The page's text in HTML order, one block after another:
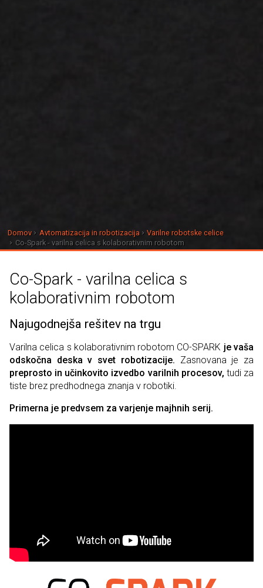
Domov Avtomatizacija in robotizacija
Varilne robotske celice
Co-Spark - varilna celica s kolaborativnim robotom
Co-Spark - varilna celica s
kolaborativnim robotom
Najugodnejša rešitev na trgu
Varilna celica s kolaborativnim robotom CO-SPARK je vaša
odskočna deska v svet robotizacije. Zasnovana je za
preprosto in učinkovito izvedbo varilnih procesov, tudi za
tiste brez predhodnega znanja v robotiki.
Primerna je predvsem za varjenje majhnih serij.